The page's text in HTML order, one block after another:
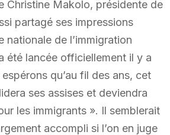
Christine Makolo, présidente de
partagé ses impressions
nationale de l’immigration
été lancée officiellement il y a
qu’au fil des ans, cet
ses assises et deviendra
les immigrants ». Il semblerait
accompli si l’on en juge